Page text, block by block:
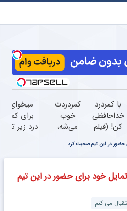
با کمردرد
خداحافظی
کن! (فیلم
پرسش‌نامه
رو پرکن)
کمردردت
خوب
می‌شه،
پرسشنامه
رو پر
کنی!!
میخوای
برای کمر
درد زیر تیغ
◗پرسش‌نامه
رو پر کن◖
حضور در این تیم صحبت کرد
خود برای حضور در این تیم
می کنم